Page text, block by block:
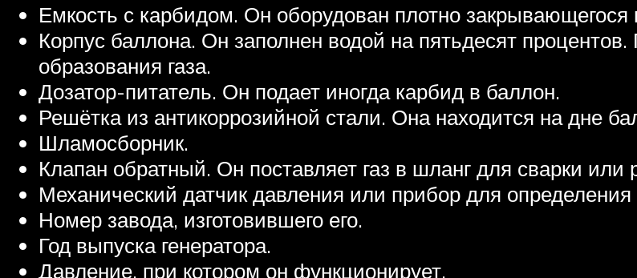
Емкость с карбидом. Он оборудован плотно закрывающегося
Корпус баллона. Он заполнен водой на пятьдесят процентов.
образования газа.
Дозатор-питатель. Он подает иногда карбид в баллон.
Решётка из антикоррозийной стали. Она находится на дне
Шламосборник.
Клапан обратный. Он поставляет газ в шланг для сварки или
Механический датчик давления или прибор для
Номер завода, изготовившего его.
Год выпуска генератора.
Давление, при котором он функционирует.